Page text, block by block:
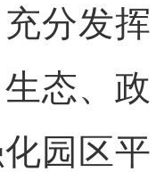
分发挥
态、政
园区平